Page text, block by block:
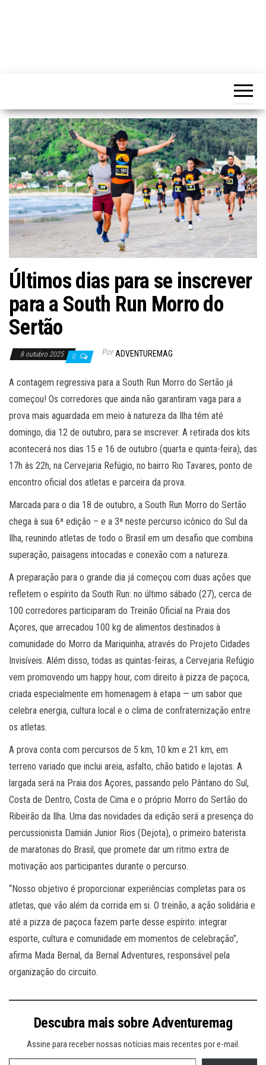
Últimos dias para se inscrever
para a South Run Morro do
Sertão
8 outubro 2025 0 Por ADVENTUREMAG
A contagem regressiva para a South Run Morro do Sertão já
começou! Os corredores que ainda não garantiram vaga para a
prova mais aguardada em meio à natureza da Ilha têm até
domingo, dia 12 de outubro, para se inscrever. A retirada dos kits
acontecerá nos dias 15 e 16 de outubro (quarta e quinta-feira), das
17h às 22h, na Cervejaria Refúgio, no bairro Rio Tavares, ponto de
encontro oficial dos atletas e parceira da prova.
Marcada para o dia 18 de outubro, a South Run Morro do Sertão
chega à sua 6ª edição – e a 3ª neste percurso icônico do Sul da
Ilha, reunindo atletas de todo o Brasil em um desafio que combina
superação, paisagens intocadas e conexão com a natureza.
A preparação para o grande dia já começou com duas ações que
refletem o espírito da South Run: no último sábado (27), cerca de
100 corredores participaram do Treinão Oficial na Praia dos
Açores, que arrecadou 100 kg de alimentos destinados à
comunidade do Morro da Mariquinha, através do Projeto Cidades
Invisíveis. Além disso, todas as quintas-feiras, a Cervejaria Refúgio
vem promovendo um happy hour, com direito à pizza de paçoca,
criada especialmente em homenagem à etapa — um sabor que
celebra energia, cultura local e o clima de confraternização entre
os atletas.
A prova conta com percursos de 5 km, 10 km e 21 km, em
terreno variado que inclui areia, asfalto, chão batido e lajotas. A
largada será na Praia dos Açores, passando pelo Pântano do Sul,
Costa de Dentro, Costa de Cima e o próprio Morro do Sertão do
Ribeirão da Ilha. Uma das novidades da edição será a presença do
percussionista Damián Junior Rios (Dejota), o primeiro baterista
de maratonas do Brasil, que promete dar um ritmo extra de
motivação aos participantes durante o percurso.
“Nosso objetivo é proporcionar experiências completas para os
atletas, que vão além da corrida em si. O treinão, a ação solidária e
até a pizza de paçoca fazem parte desse espírito: integrar
esporte, cultura e comunidade em momentos de celebração”,
afirma Mada Bernal, da Bernal Adventures, responsável pela
organização do circuito.
Descubra mais sobre Adventuremag
Assine para receber nossas notícias mais recentes por e-mail.
Digite seu e-mail…